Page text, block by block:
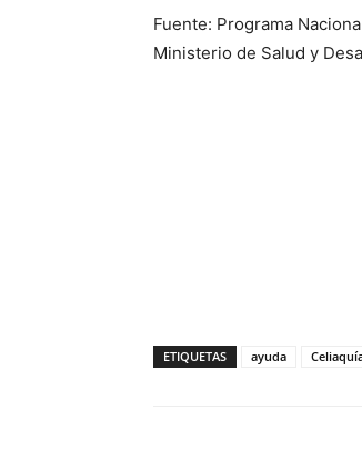
Fuente: Programa
Ministerio de Salud y
ETIQUETAS ayuda